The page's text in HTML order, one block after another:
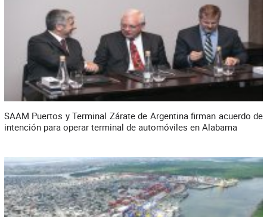
SAAM Puertos y Terminal Zárate de Argentina firman acuerdo de
intención para operar terminal de automóviles en Alabama